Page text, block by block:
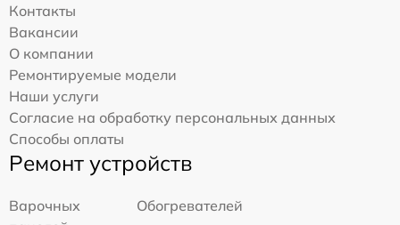
Контакты
Вакансии
О компании
Ремонтируемые модели
Наши услуги
Согласие на обработку персональных данных
Способы оплаты
Ремонт устройств
Варочных
Обогревателей